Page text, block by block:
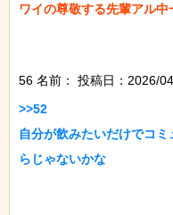
ワイの尊敬する先輩アル
56 名前：
投稿日：2026/
>>52
自分が飲みたいだけでコ
らじゃないかな